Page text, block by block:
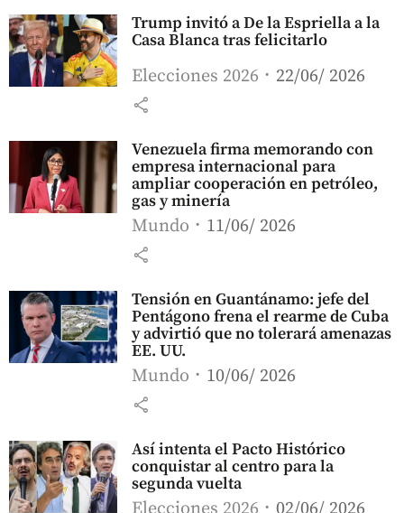
Trump invitó a De la Espriella a la
Casa Blanca tras felicitarlo
Elecciones 2026 22/06/ 2026
share
Venezuela firma memorando con
empresa internacional para
ampliar cooperación en petróleo,
gas y minería
Mundo 11/06/ 2026
share
Tensión en Guantánamo: jefe del
Pentágono frena el rearme de Cuba
y advirtió que no tolerará amenazas
EE. UU.
Mundo 10/06/ 2026
share
Así intenta el Pacto Histórico
conquistar al centro para la
segunda vuelta